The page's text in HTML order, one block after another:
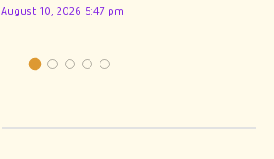
August 10, 2026 5:47 pm